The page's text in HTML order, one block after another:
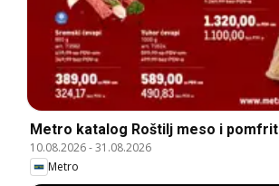
Metro katalog Roštilj meso i pomfrit
10.08.2026-31.08.2026
Metro